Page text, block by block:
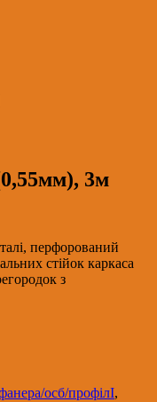
3м
перфорований
стійок каркаса
з
осб/профілІ,